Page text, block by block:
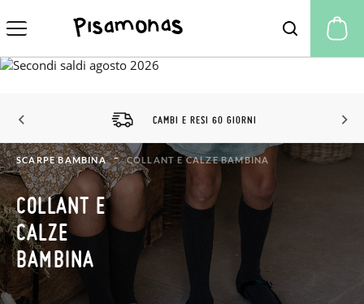
CAMBI E RESI 60 GIORNI
SCARPE BAMBINA COLLANT E CALZE BAMBINA
COLLANT E
CALZE
BAMBINA